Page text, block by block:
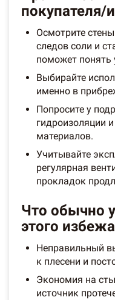
покупателя/
Осмотрите
следов соли и
поможет понять
Выбирайте
именно в
Попросите у
гидроизоляции
материалов.
Учитывайте
регулярная
прокладок
Что обычно
этого
Неправильный
к плесени и
Экономия на
источник